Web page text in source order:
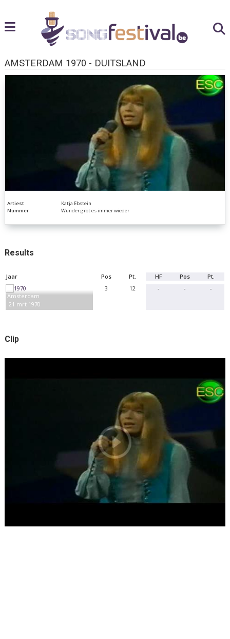
AMSTERDAM 1970 - DUITSLAND
Artiest
Katja Ebstein
Nummer
Wunder gibt es immer wieder
Results
Jaar Pos Pt. HF Pos Pt.
Amsterdam
21 mrt 1970
3 12 - - -
Clip